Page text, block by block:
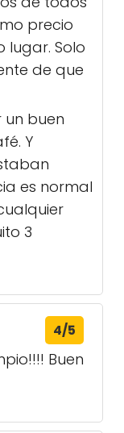
precio
lugar. Solo
de que
un buen
Y
es normal
3
4/5
Buen